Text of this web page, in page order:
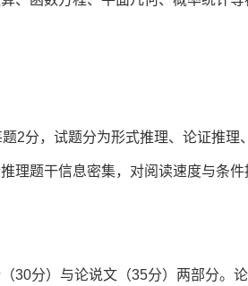
2分，试题分为形式推理、论证推
理题干信息密集，对阅读速度与条件
30分）与论说文（35分）两部分。